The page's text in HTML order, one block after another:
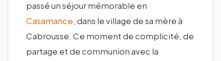
passé un séjour mémorable en
Casamance, dans le village de sa mère à
Cabrousse. Ce moment de complicité, de
partage et de communion avec la